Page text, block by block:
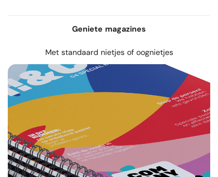
Geniete magazines
Met standaard nietjes of oognietjes